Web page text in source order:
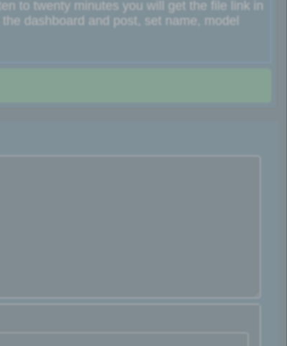
to twenty minutes you will get the file link in
dashboard and post, set name, model